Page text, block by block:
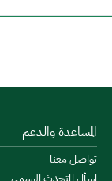
المساعدة والدعم
تواصل معنا